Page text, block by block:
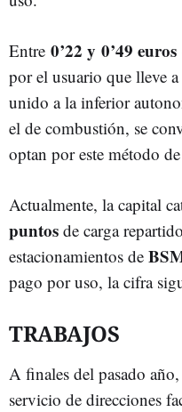
Entre 0’22 y 0’49
por el usuario que lleve
unido a la inferior
el de combustión, se
optan por este método
Actualmente, la capital
puntos de carga
estacionamientos de
pago por uso, la cifra
TRABAJOS
A finales del pasado
servicio de direcciones